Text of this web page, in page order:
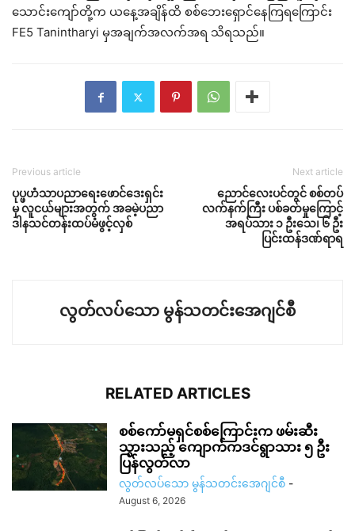
သောင်းကျော်တို့က ယနေ့အချိန်ထိ စစ်ဘေးရှောင်နေကြရကြောင်း
FE5 Tanintharyi မှအချက်အလက်အရ သိရသည်။
Previous article
ပုပ္ဖဟံသာပညာရေးဖောင်ဒေးရှင်း
မှ လူငယ်များအတွက် အခမဲ့ပညာ
ဒါနသင်တန်းထပ်မံဖွင့်လှစ်
Next article
ညောင်လေးပင်တွင် စစ်တပ်
လက်နက်ကြီး ပစ်ခတ်မှုကြောင့်
အရပ်သား ၁ ဦးသေ၊ ၆ ဦး
ပြင်းထန်ဒဏ်ရာရ
လွတ်လပ်သော မွန်သတင်းအေဂျင်စီ
RELATED ARTICLES
စစ်ကော်မရှင်စစ်ကြောင်းက ဖမ်းဆီး
သွားသည့် ကျောက်ကဒင်ရွာသား ၅ ဦး
ပြန်လွတ်လာ
လွတ်လပ်သော မွန်သတင်းအေဂျင်စီ -
August 6, 2026